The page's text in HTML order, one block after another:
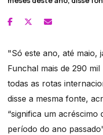
"Só este ano, até maio,
Funchal mais de 290
todas as rotas
disse a mesma fonte,
“significa um acréscimo
período do ano